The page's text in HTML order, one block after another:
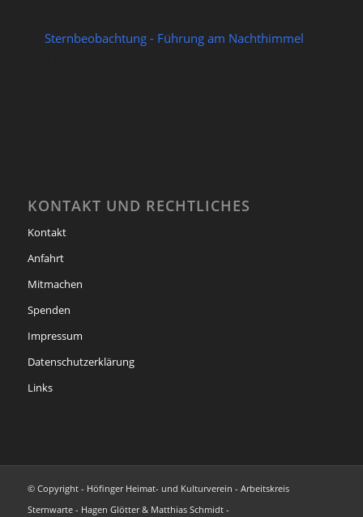
Sternbeobachtung - Führung am Nachthimmel
KONTAKT UND RECHTLICHES
Kontakt
Anfahrt
Mitmachen
Spenden
Impressum
Datenschutzerklärung
Links
© Copyright - Höfinger Heimat- und Kulturverein - Arbeitskreis
Sternwarte - Hagen Glötter & Matthias Schmidt -